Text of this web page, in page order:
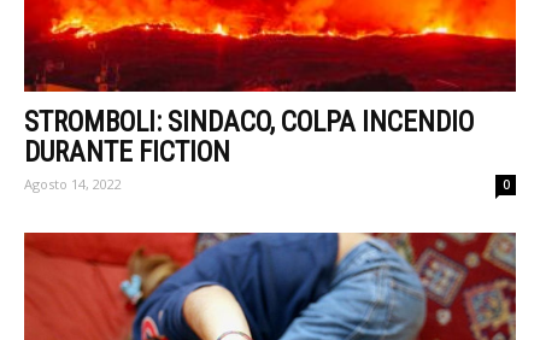
STROMBOLI: SINDACO, COLPA INCENDIO
DURANTE FICTION
Agosto 14, 2022 0